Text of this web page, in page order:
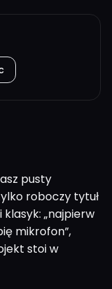
pusty
roboczy tytuł
„najpierw
mikrofon”,
stoi w